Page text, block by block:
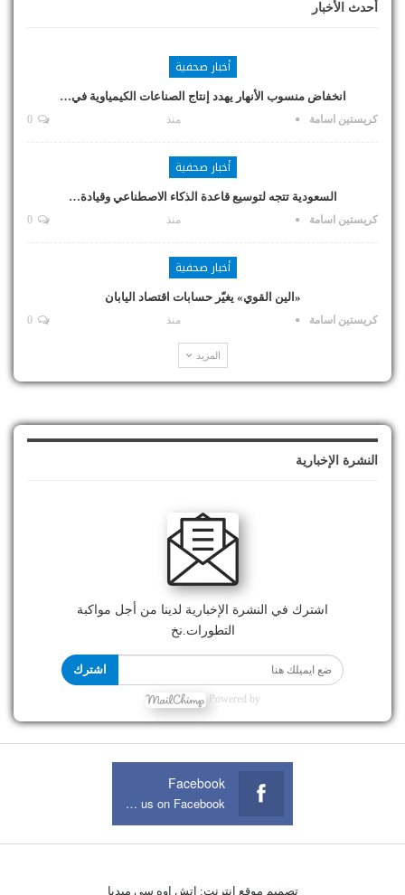
أحدث الأخبار
أخبار صحفية
انخفاض منسوب الأنهار يهدد إنتاج الصناعات الكيمياوية في…
كريستين اسامة منذ
أخبار صحفية
السعودية تتجه لتوسيع قاعدة الذكاء الاصطناعي وقيادة…
كريستين اسامة منذ
أخبار صحفية
«الين القوي» يغيّر حسابات اقتصاد اليابان
كريستين اسامة منذ
المزيد
النشرة الإخبارية
اشترك في النشرة الإخبارية لدينا من أجل مواكبة
التطورات.نخ
اشترك
Powered by
Facebook
Join us on Facebook
تصميم موقع انترنت: اتش اوه سى ميديا